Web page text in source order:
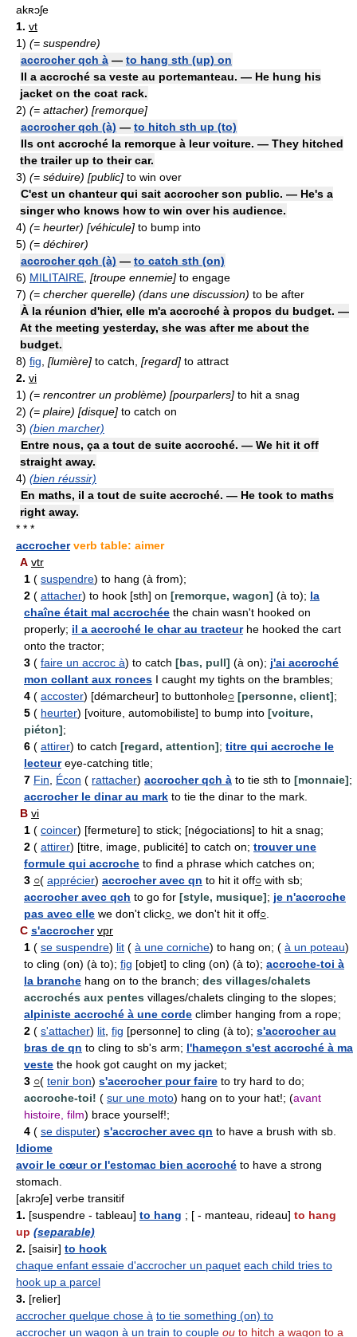
akʀɔʃe
1. vt
1) (= suspendre)
accrocher qch à — to hang sth (up) on
Il a accroché sa veste au portemanteau. — He hung his
jacket on the coat rack.
2) (= attacher) [remorque]
accrocher qch (à) — to hitch sth up (to)
Ils ont accroché la remorque à leur voiture. — They hitched
the trailer up to their car.
3) (= séduire) [public] to win over
C'est un chanteur qui sait accrocher son public. — He's a
singer who knows how to win over his audience.
4) (= heurter) [véhicule] to bump into
5) (= déchirer)
accrocher qch (à) — to catch sth (on)
6) MILITAIRE [troupe ennemie] to engage
7) (= chercher querelle) (dans une discussion) to be after
À la réunion d'hier, elle m'a accroché à propos du budget. —
At the meeting yesterday, she was after me about the
budget.
8) fig [lumière] to catch, [regard] to attract
2. vi
1) (= rencontrer un problème) [pourparlers] to hit a snag
2) (= plaire) [disque] to catch on
3) (bien marcher)
Entre nous, ça a tout de suite accroché. — We hit it off
straight away.
4) (bien réussir)
En maths, il a tout de suite accroché. — He took to maths
right away.
* * *
accrocher verb table: aimer
A vtr
1 ( suspendre) to hang (à from);
2 ( attacher) to hook [sth] on [remorque, wagon] (à to); la
chaîne était mal accrochée the chain wasn't hooked on
properly; il a accroché le char au tracteurhe hooked the cart
onto the tractor;
3 ( faire un accroc à) to catch [bas, pull] (à on); j'ai accroché
mon collant aux ronces I caught my tights on the brambles;
4 ( accoster) [démarcheur] to buttonhole○ [personne, client];
5 ( heurter) [voiture, automobiliste] to bump into [voiture,
piéton];
6 ( attirer) to catch [regard, attention]; titre qui accroche le
lecteureye-catching title;
7 Fin Écon ( rattacher) accrocher qch à to tie sth to [monnaie];
accrocher le dinar au mark to tie the dinar to the mark.
B vi
1 ( coincer) [fermeture] to stick; [négociations] to hit a snag;
2 ( attirer) [titre, image, publicité] to catch on; trouver une
formule qui accroche to find a phrase which catches on;
3 ○( apprécier) accrocher avec qn to hit it off○ with sb;
accrocher avec qch to go for [style, musique]; je n'accroche
pas avec elle we don't click○ , we don't hit it off○
C s'accrocher vpr
1 ( se suspendre) lit ( à une corniche) to hang on; ( à un poteau)
to cling (on) (à to); fig [objet] to cling (on) (à to); accroche-toi à
la branche hang on to the branch; des villages/chalets
accrochés aux pentes villages/chalets clinging to the slopes;
alpiniste accroché à une corde climber hanging from a rope;
2 ( s'attacher) lit fig [personne] to cling (à to); s'accrocher au
bras de qn to cling to sb's arm; l'hameçon s'est accroché à ma
veste the hook got caught on my jacket;
3 ○( tenir bon) s'accrocher pour faire to try hard to do;
accroche-toi! ( sur une moto) hang on to your hat!; (avant
histoire, film) brace yourself!;
4 ( se disputer) s'accrocher avec qn to have a brush with sb.
Idiome
avoir le cœur or l'estomac bien accroché to have a strong
stomach.
[akrɔʃe] verbe transitif
1. [suspendre - tableau] to hang ; [ - manteau, rideau] to hang
up (separable)
2. [saisir] to hook
chaque enfant essaie d'accrocher un paquet each child tries to
hook up a parcel
3. [relier]
accrocher quelque chose à to tie something (on) to
accrocher un wagon à un train to couple ou to hitch a wagon to a